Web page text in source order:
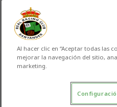
Al hacer clic en “Aceptar todas las
mejorar la navegación del sitio,
marketing.